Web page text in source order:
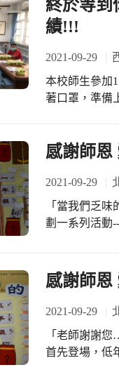
又驚又喜的創
終於等到
績!!!
2021-09-29
本校師生參加
著口罩，準備
語朗讀 第一
英老師 辛苦的
感謝師恩
2021-09-29
「當我們乏
劃一系列活動
感謝師恩
2021-09-29
「老師謝謝
首先登場，低